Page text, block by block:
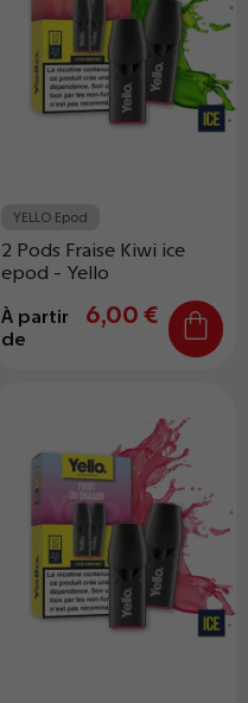
YELLO Epod
2 Pods Fraise Kiwi ice
epod - Yello
À partir
de
6,00 €